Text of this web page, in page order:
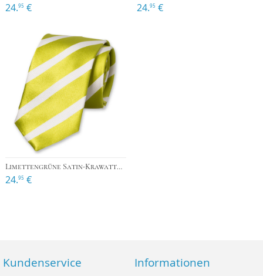
24.95 € 24.95 €
Limettengrüne Satin-Krawatte - weiße Streifen
24.95 €
Kundenservice Informationen